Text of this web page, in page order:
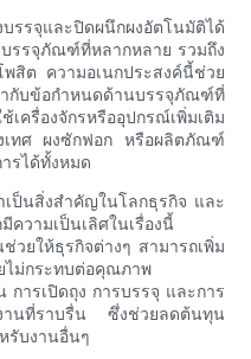
รรจุและปิดผนึกผงอัตโนมัติได้
บรรจุภัณฑ์ที่หลากหลาย รวมถึง
สิต ความอเนกประสงค์นี้ช่วย
ากับข้อกำหนดด้านบรรจุภัณฑ์ที่
ครื่องจักรหรืออุปกรณ์เพิ่มเติม
งเทศ ผงซักฟอก หรือผลิตภัณฑ์
รได้ทั้งหมด
ป็นสิ่งสำคัญในโลกธุรกิจ และ
ความเป็นเลิศในเรื่องนี้
วยให้ธุรกิจต่างๆ สามารถเพิ่ม
ไม่กระทบต่อคุณภาพ
การเปิดถุง การบรรจุ และการ
านที่ราบรื่น ซึ่งช่วยลดต้นทุน
รับงานอื่นๆ